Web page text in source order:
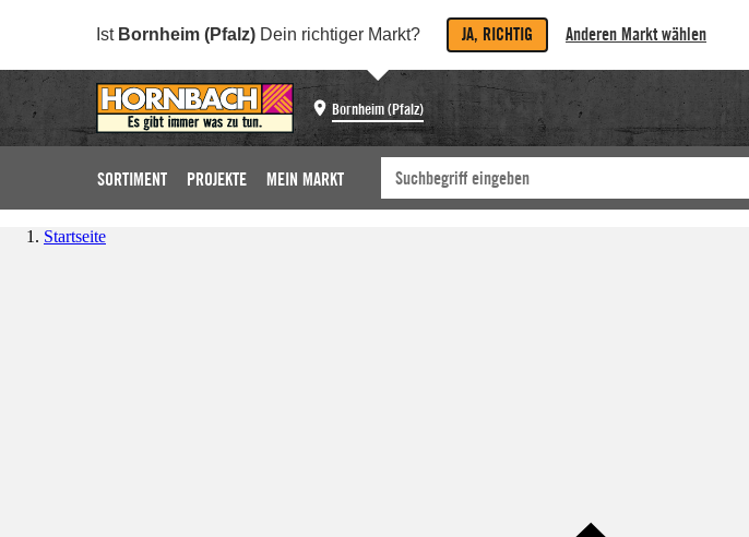
Ist Bornheim (Pfalz) Dein richtiger Markt? JA, RICHTIG Anderen Markt wählen
Bornheim (Pfalz)
SORTIMENT PROJEKTE MEIN MARKT
Startseite